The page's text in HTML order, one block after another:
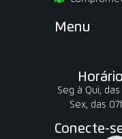
Menu
Conecte-
Seg à Qui,
Sex, das